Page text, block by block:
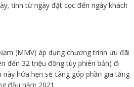
tính từ ngày đặt cọc đến ngày khách
(MMV) áp dụng chương trình ưu đãi
đến 32 triệu đồng tùy phiên bản) đi
hứa hẹn sẽ càng góp phần gia tăng
đầu năm 2021.